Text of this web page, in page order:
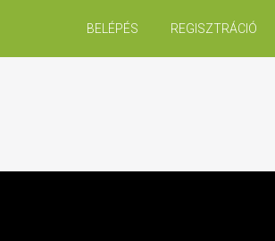
REGISZTRÁCIÓ
BELÉPÉS